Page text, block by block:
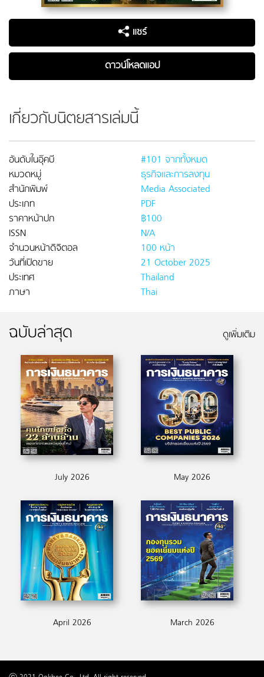
แชร์
ดาวน์โหลดแอป
เกี่ยวกับนิตยสารเล่มนี้
อันดับในอุ๊คบี
#101 จากทั้งหมด
หมวดหมู่
ธุรกิจและการลงทุน
สำนักพิมพ์
Media Associated
ประเภท
PDF
ราคาหน้าปก
฿100
ISSN
N/A
จำนวนหน้าดิจิตอล
100 หน้า
วันที่เปิดขาย
21 October 2025
ประเทศ
Thailand
ภาษา
Thai
ฉบับล่าสุด ดูเพิ่มเติม
July 2026 May 2026
April 2026 March 2026